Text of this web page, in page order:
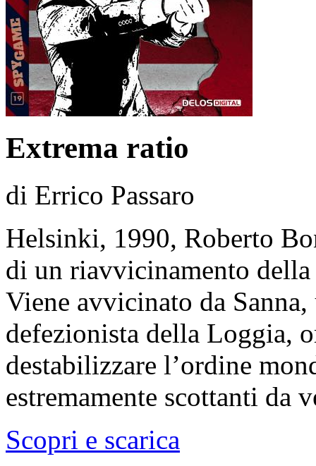
Extrema ratio
di Errico Passaro
Helsinki, 1990, Roberto
di un riavvicinamento
Viene avvicinato da
defezionista della Loggia,
destabilizzare l’ordine
estremamente scottanti da
Scopri e scarica